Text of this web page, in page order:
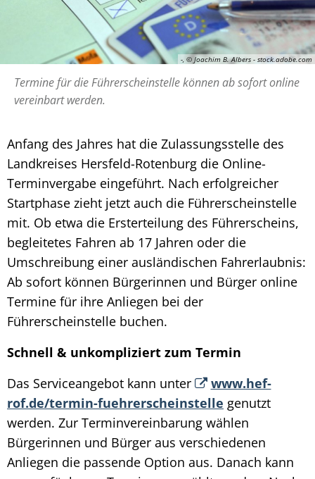
-, © Joachim B. Albers - stock.adobe.com
Termine für die Führerscheinstelle können ab sofort online
vereinbart werden.
Anfang des Jahres hat die Zulassungsstelle des
Landkreises Hersfeld-Rotenburg die Online-
Terminvergabe eingeführt. Nach erfolgreicher
Startphase zieht jetzt auch die Führerscheinstelle
mit. Ob etwa die Ersterteilung des Führerscheins,
begleitetes Fahren ab 17 Jahren oder die
Umschreibung einer ausländischen Fahrerlaubnis:
Ab sofort können Bürgerinnen und Bürger online
Termine für ihre Anliegen bei der
Führerscheinstelle buchen.
Schnell & unkompliziert zum Termin
Das Serviceangebot kann unter
www.hef-
rof.de/termin-fuehrerscheinstelle genutzt
werden. Zur Terminvereinbarung wählen
Bürgerinnen und Bürger aus verschiedenen
Anliegen die passende Option aus. Danach kann